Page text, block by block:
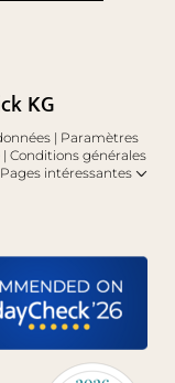
KG
| Paramètres
| Conditions générales
Pages intéressantes